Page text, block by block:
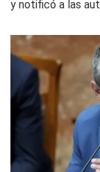
y notificó a las